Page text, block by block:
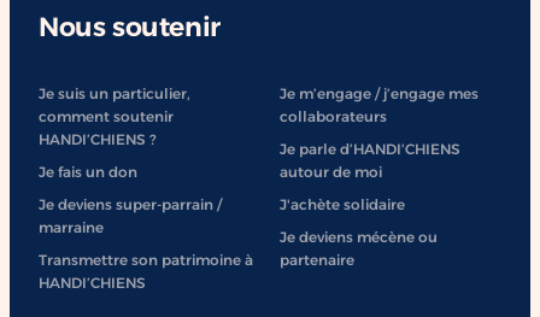
Nous soutenir
Je suis un particulier,
comment soutenir
HANDI’CHIENS ?
Je fais un don
Je deviens super-parrain /
marraine
Transmettre son patrimoine à
HANDI’CHIENS
Je m’engage / j’engage mes
collaborateurs
Je parle d’HANDI’CHIENS
autour de moi
J'achète solidaire
Je deviens mécène ou
partenaire